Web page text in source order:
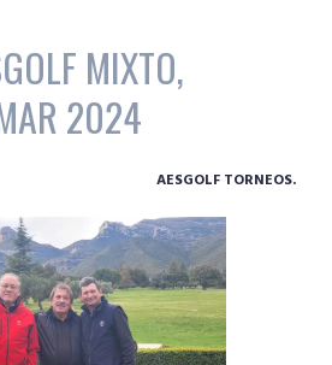
MIXTO,
2024
AESGOLF TORNEOS.